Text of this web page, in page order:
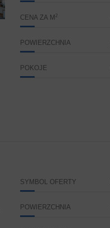
CENA ZA M 2
POWIERZCHNIA
POKOJE
SYMBOL OFERTY
POWIERZCHNIA